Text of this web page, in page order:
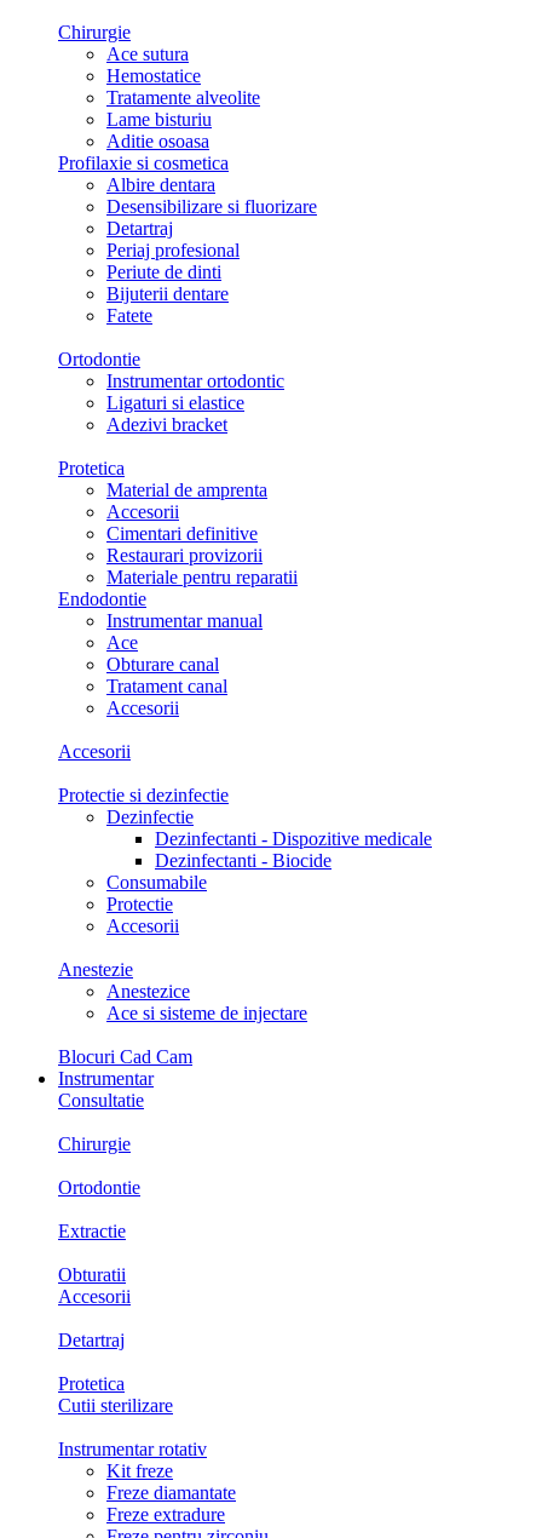
Chirurgie
Ace sutura
Hemostatice
Tratamente alveolite
Lame bisturiu
Aditie osoasa
Profilaxie si cosmetica
Albire dentara
Desensibilizare si fluorizare
Detartraj
Periaj profesional
Periute de dinti
Bijuterii dentare
Fatete
Ortodontie
Instrumentar ortodontic
Ligaturi si elastice
Adezivi bracket
Protetica
Material de amprenta
Accesorii
Cimentari definitive
Restaurari provizorii
Materiale pentru reparatii
Endodontie
Instrumentar manual
Ace
Obturare canal
Tratament canal
Accesorii
Accesorii
Protectie si dezinfectie
Dezinfectie
Dezinfectanti - Dispozitive medicale
Dezinfectanti - Biocide
Consumabile
Protectie
Accesorii
Anestezie
Anestezice
Ace si sisteme de injectare
Blocuri Cad Cam
Instrumentar
Consultatie
Chirurgie
Ortodontie
Extractie
Obturatii
Accesorii
Detartraj
Protetica
Cutii sterilizare
Instrumentar rotativ
Kit freze
Freze diamantate
Freze extradure